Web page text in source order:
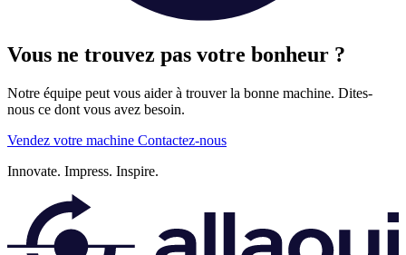
Vous ne trouvez pas votre bonheur ?
Notre équipe peut vous aider à trouver la bonne machine. Dites-
nous ce dont vous avez besoin.
Vendez votre machine Contactez-nous
Innovate. Impress. Inspire.